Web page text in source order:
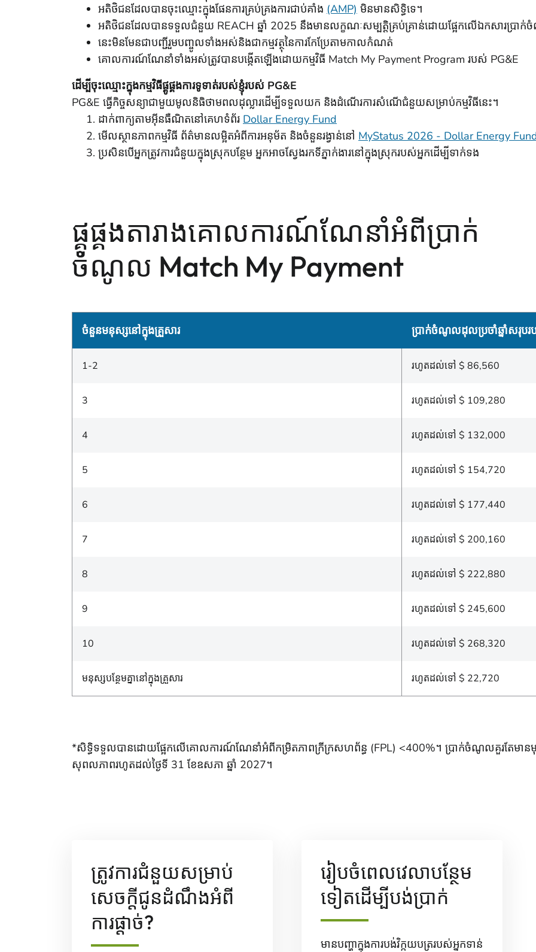
អតិថិជនដែលបានចុះឈ្មោះក្នុងផែនការគ្រប់គ្រងការជាប់គាំង (AMP) មិនមានសិទ្ធិទេ។
អតិថិជនដែលបានទទួលជំនួយ REACH ឆ្នាំ 2025 នឹងមានលក្ខណៈសម្បត្តិគ្រប់គ្រាន់ដោយផ្អែកលើឯកសារប្រ
នេះមិនមែនជាបញ្ជីរួមបញ្ចូលទាំងអស់និងជាកម្មវត្ថុនៃការកែប្រែតាមកាលកំណត់
គោលការណ៍ណែនាំទាំងអស់ត្រូវបានបង្កើតឡើងដោយកម្មវិធី Match My Payment Program របស់ PG&E
ដើម្បីចុះឈ្មោះក្នុងកម្មវិធីផ្គូផ្គងការទូទាត់របស់ខ្ញុំរបស់ PG&E
PG&E ធ្វើកិច្ចសន្យាជាមួយមូលនិធិថាមពលដុល្លារដើម្បីទទួលយក និងដំណើរការសំណើជំនួយសម្រាប់កម្មវិធីនេះ។
ដាក់ពាក្យតាមអ៊ីនធឺណិតនៅគេហទំព័រ Dollar Energy Fund
មើលស្ថានភាពកម្មវិធី ព័ត៌មានលម្អិតអំពីការអនុម័ត និងចំនួនរង្វាន់នៅ MyStatus 2026 - Dollar Energy
ប្រសិនបើអ្នកត្រូវការជំនួយក្នុងស្រុកបន្ថែម អ្នកអាចស្វែងរកទីភ្នាក់ងារនៅក្នុងស្រុករបស់អ្នកដើម្បីទាក់ទង
ផ្គូផ្គងតារាងគោលការណ៍ណែនាំអំពីប្រាក់
ចំណូល Match My Payment
ចំនួនមនុស្សនៅក្នុងគ្រួសារ ប្រាក់ចំណូលដុលប្រចាំឆ្នាំសរុបរ
1-2 រហូតដល់ទៅ $ 86,560
3 រហូតដល់ទៅ $ 109,280
4 រហូតដល់ទៅ $ 132,000
5 រហូតដល់ទៅ $ 154,720
6 រហូតដល់ទៅ $ 177,440
7 រហូតដល់ទៅ $ 200,160
8 រហូតដល់ទៅ $ 222,880
9 រហូតដល់ទៅ $ 245,600
10 រហូតដល់ទៅ $ 268,320
មនុស្សបន្ថែមគ្នានៅក្នុងគ្រួសារ រហូតដល់ទៅ $ 22,720
*សិទ្ធិទទួលបានដោយផ្អែកលើគោលការណ៍ណែនាំអំពីកម្រិតភាពក្រីក្រសហព័ន្ធ (FPL) <400%។ ប្រាក់ចំណូលគួរតែមានមុ
សុពលភាពរហូតដល់ថ្ងៃទី 31 ខែឧសភា ឆ្នាំ 2027។
ត្រូវការជំនួយសម្រាប់
សេចក្តីជូនដំណឹងអំពី
ការផ្តាច់?
រៀបចំពេលវេលាបន្ថែម
ទៀតដើម្បីបង់ប្រាក់
មានបញ្ហាក្នុងការបង់វិក្កយបត្ររបស់អ្នកទាន់